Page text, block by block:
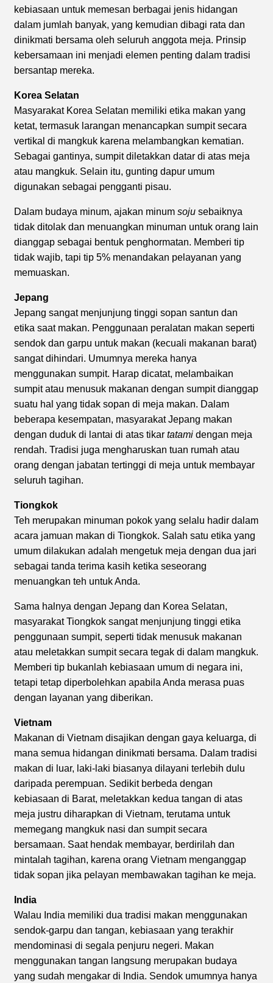
kebiasaan untuk memesan berbagai jenis hidangan
dalam jumlah banyak, yang kemudian dibagi rata dan
dinikmati bersama oleh seluruh anggota meja. Prinsip
kebersamaan ini menjadi elemen penting dalam tradisi
bersantap mereka.
Korea Selatan
Masyarakat Korea Selatan memiliki etika makan yang
ketat, termasuk larangan menancapkan sumpit secara
vertikal di mangkuk karena melambangkan kematian.
Sebagai gantinya, sumpit diletakkan datar di atas meja
atau mangkuk. Selain itu, gunting dapur umum
digunakan sebagai pengganti pisau.
Dalam budaya minum, ajakan minum soju sebaiknya
tidak ditolak dan menuangkan minuman untuk orang lain
dianggap sebagai bentuk penghormatan. Memberi tip
tidak wajib, tapi tip 5% menandakan pelayanan yang
memuaskan.
Jepang
Jepang sangat menjunjung tinggi sopan santun dan
etika saat makan. Penggunaan peralatan makan seperti
sendok dan garpu untuk makan (kecuali makanan barat)
sangat dihindari. Umumnya mereka hanya
menggunakan sumpit. Harap dicatat, melambaikan
sumpit atau menusuk makanan dengan sumpit dianggap
suatu hal yang tidak sopan di meja makan. Dalam
beberapa kesempatan, masyarakat Jepang makan
dengan duduk di lantai di atas tikar tatami dengan meja
rendah. Tradisi juga mengharuskan tuan rumah atau
orang dengan jabatan tertinggi di meja untuk membayar
seluruh tagihan.
Tiongkok
Teh merupakan minuman pokok yang selalu hadir dalam
acara jamuan makan di Tiongkok. Salah satu etika yang
umum dilakukan adalah mengetuk meja dengan dua jari
sebagai tanda terima kasih ketika seseorang
menuangkan teh untuk Anda.
Sama halnya dengan Jepang dan Korea Selatan,
masyarakat Tiongkok sangat menjunjung tinggi etika
penggunaan sumpit, seperti tidak menusuk makanan
atau meletakkan sumpit secara tegak di dalam mangkuk.
Memberi tip bukanlah kebiasaan umum di negara ini,
tetapi tetap diperbolehkan apabila Anda merasa puas
dengan layanan yang diberikan.
Vietnam
Makanan di Vietnam disajikan dengan gaya keluarga, di
mana semua hidangan dinikmati bersama. Dalam tradisi
makan di luar, laki-laki biasanya dilayani terlebih dulu
daripada perempuan. Sedikit berbeda dengan
kebiasaan di Barat, meletakkan kedua tangan di atas
meja justru diharapkan di Vietnam, terutama untuk
memegang mangkuk nasi dan sumpit secara
bersamaan. Saat hendak membayar, berdirilah dan
mintalah tagihan, karena orang Vietnam menganggap
tidak sopan jika pelayan membawakan tagihan ke meja.
India
Walau India memiliki dua tradisi makan menggunakan
sendok-garpu dan tangan, kebiasaan yang terakhir
mendominasi di segala penjuru negeri. Makan
menggunakan tangan langsung merupakan budaya
yang sudah mengakar di India. Sendok umumnya hanya